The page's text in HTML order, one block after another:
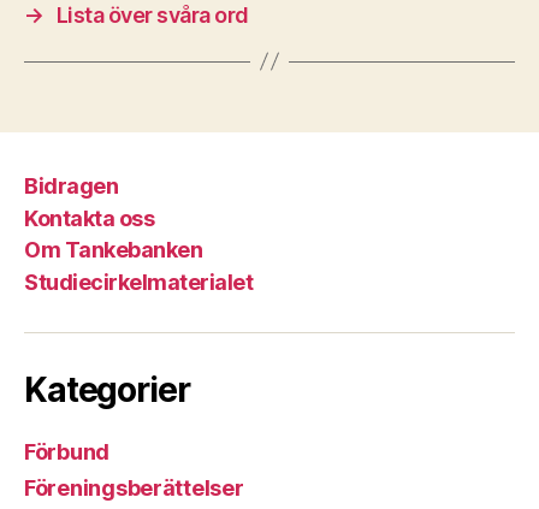
→
Lista över svåra ord
Bidragen
Kontakta oss
Om Tankebanken
Studiecirkelmaterialet
Kategorier
Förbund
Föreningsberättelser